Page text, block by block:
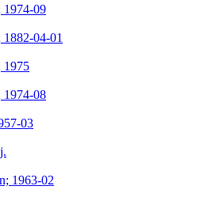
1974-09
1882-04-01
1975
1974-08
03
1963-02